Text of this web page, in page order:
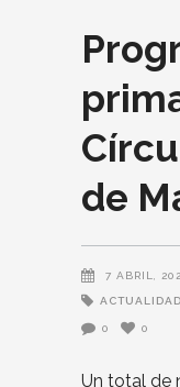
de
7 ABRIL,
0 0
Un total de